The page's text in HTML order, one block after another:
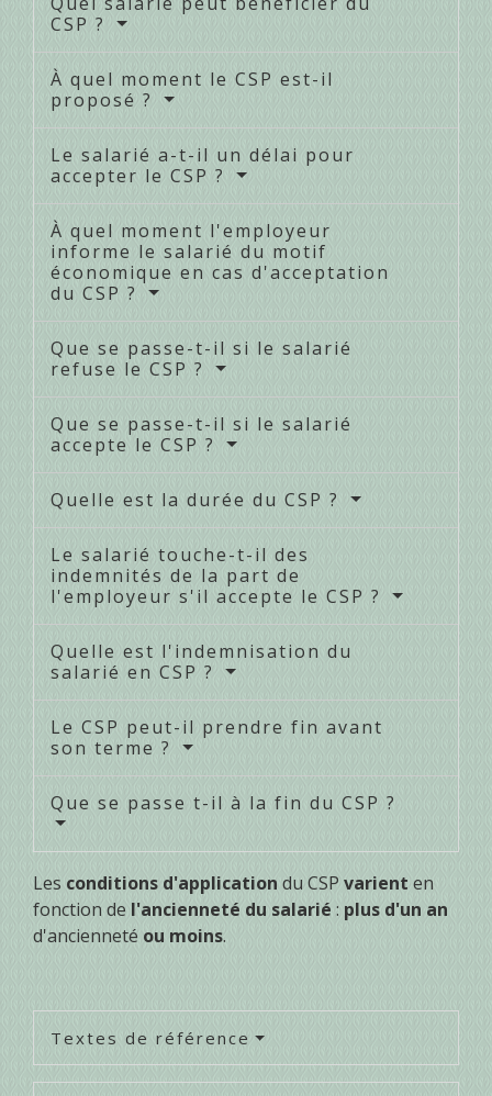
CSP ?
À quel moment le CSP est-il
proposé ?
Le salarié a-t-il un délai pour
accepter le CSP ?
À quel moment l'employeur
informe le salarié du motif
économique en cas d'acceptation
du CSP ?
Que se passe-t-il si le salarié
refuse le CSP ?
Que se passe-t-il si le salarié
accepte le CSP ?
Quelle est la durée du CSP ?
Le salarié touche-t-il des
indemnités de la part de
l'employeur s'il accepte le CSP ?
Quelle est l'indemnisation du
salarié en CSP ?
Le CSP peut-il prendre fin avant
son terme ?
Que se passe t-il à la fin du CSP ?
Les conditions d'application du CSP varient en
fonction de l'ancienneté du salarié : plus d'un an
d'ancienneté ou moins.
Textes de référence